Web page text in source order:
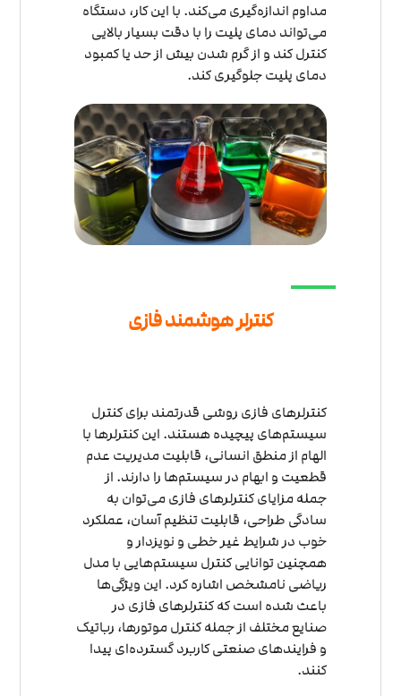
مداوم اندازه‌گیری می‌کند. با این کار، دستگاه
می‌تواند دمای پلیت را با دقت بسیار بالایی
کنترل کند و از گرم شدن بیش از حد یا کمبود
دمای پلیت جلوگیری کند.
کنترلر هوشمند فازی
کنترلرهای فازی روشی قدرتمند برای کنترل
سیستم‌های پیچیده هستند. این کنترلرها با
الهام از منطق انسانی، قابلیت مدیریت عدم
قطعیت و ابهام در سیستم‌ها را دارند. از
جمله مزایای کنترلرهای فازی می‌توان به
سادگی طراحی، قابلیت تنظیم آسان، عملکرد
خوب در شرایط غیر خطی و نویزدار و
همچنین توانایی کنترل سیستم‌هایی با مدل
ریاضی نامشخص اشاره کرد. این ویژگی‌ها
باعث شده است که کنترلرهای فازی در
صنایع مختلف از جمله کنترل موتورها، رباتیک
و فرایندهای صنعتی کاربرد گسترده‌ای پیدا
کنند.